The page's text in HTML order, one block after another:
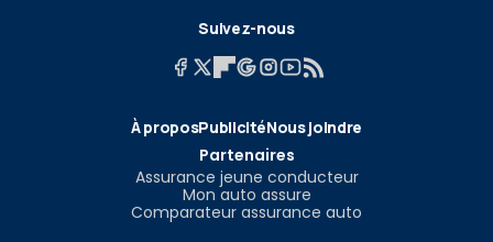
Suivez-nous
À proposPublicitéNous joindre
Partenaires
Assurance jeune conducteur
Mon auto assure
Comparateur assurance auto